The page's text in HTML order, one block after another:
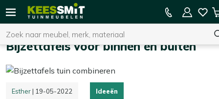
Kees
Tuinmeubelen
Zoeken
U heeft geen product(en) in uw winkelwagen.
Kees ruimt op! Tot 60% korting
Bijzettafels voor binnen en buiten
Esther| 19-05-2022 Ideeën